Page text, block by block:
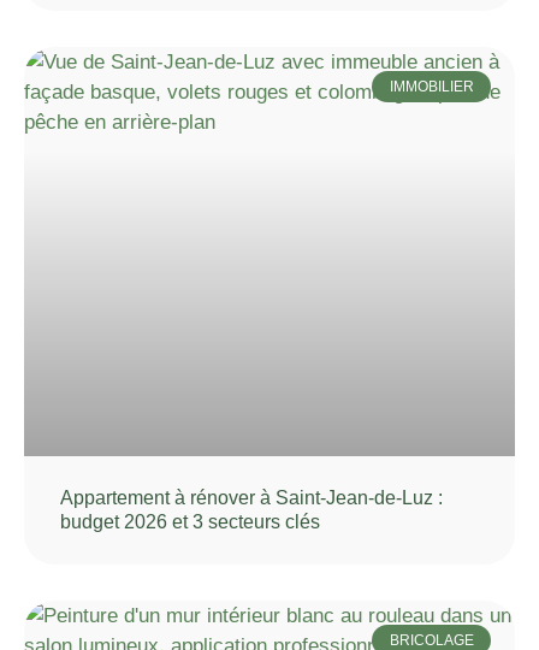
IMMOBILIER
Appartement à rénover à Saint-Jean-de-Luz :
budget 2026 et 3 secteurs clés
BRICOLAGE